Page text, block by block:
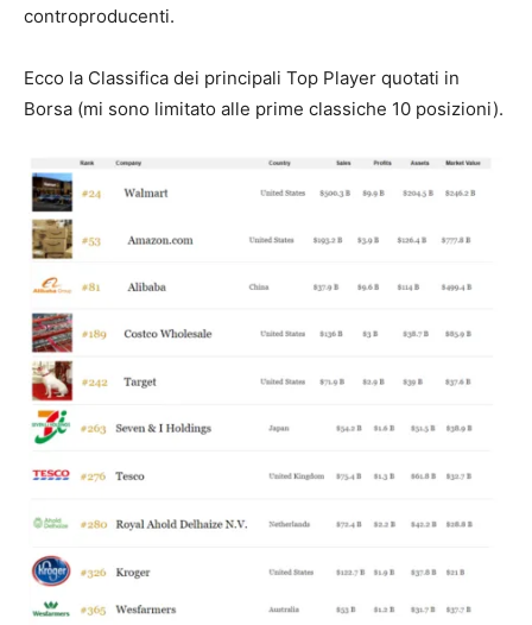
controproducenti.
Ecco la Classifica dei principali Top Player quotati in
Borsa (mi sono limitato alle prime classiche 10 posizioni).